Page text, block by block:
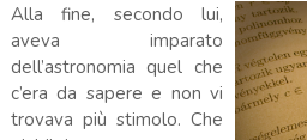
Alla fine, secondo lui,
aveva imparato
dell’astronomia quel che
c’era da sapere e non vi
trovava più stimolo. Che